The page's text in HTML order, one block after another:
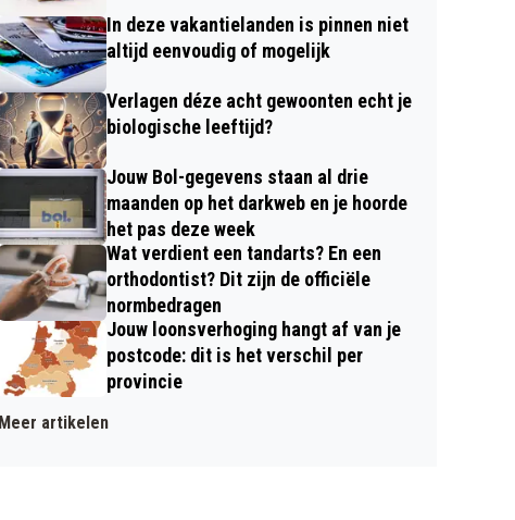
In deze vakantielanden is pinnen niet
altijd eenvoudig of mogelijk
Verlagen déze acht gewoonten echt je
biologische leeftijd?
Jouw Bol-gegevens staan al drie
maanden op het darkweb en je hoorde
het pas deze week
Wat verdient een tandarts? En een
orthodontist? Dit zijn de officiële
normbedragen
Jouw loonsverhoging hangt af van je
postcode: dit is het verschil per
provincie
Meer artikelen